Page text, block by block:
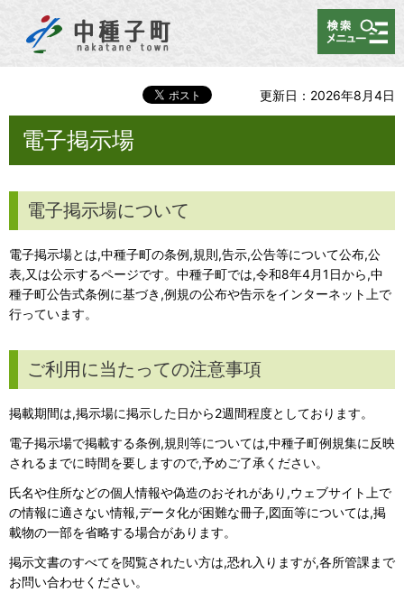
メニュー
更新日：2026年8月4日
電子掲示場
電子掲示場について
電子掲示場とは,中種子町の条例,規則,告示,公告等について公布,公
表,又は公示するページです。中種子町では,令和8年4月1日から,中
種子町公告式条例に基づき,例規の公布や告示をインターネット上で
行っています。
ご利用に当たっての注意事項
掲載期間は,掲示場に掲示した日から2週間程度としております。
電子掲示場で掲載する条例,規則等については,中種子町例規集に反映
されるまでに時間を要しますので,予めご了承ください。
氏名や住所などの個人情報や偽造のおそれがあり,ウェブサイト上で
の情報に適さない情報,データ化が困難な冊子,図面等については,掲
載物の一部を省略する場合があります。
掲示文書のすべてを閲覧されたい方は,恐れ入りますが,各所管課まで
お問い合わせください。